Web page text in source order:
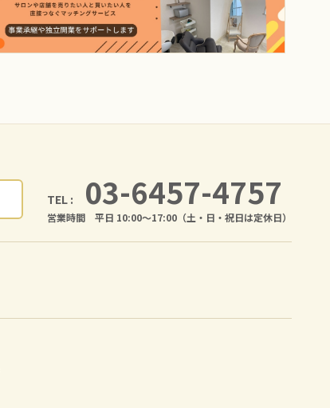
TEL : 03-6457-4757
営業時間 平日 10:00〜17:00（土・日・祝日は定休日）